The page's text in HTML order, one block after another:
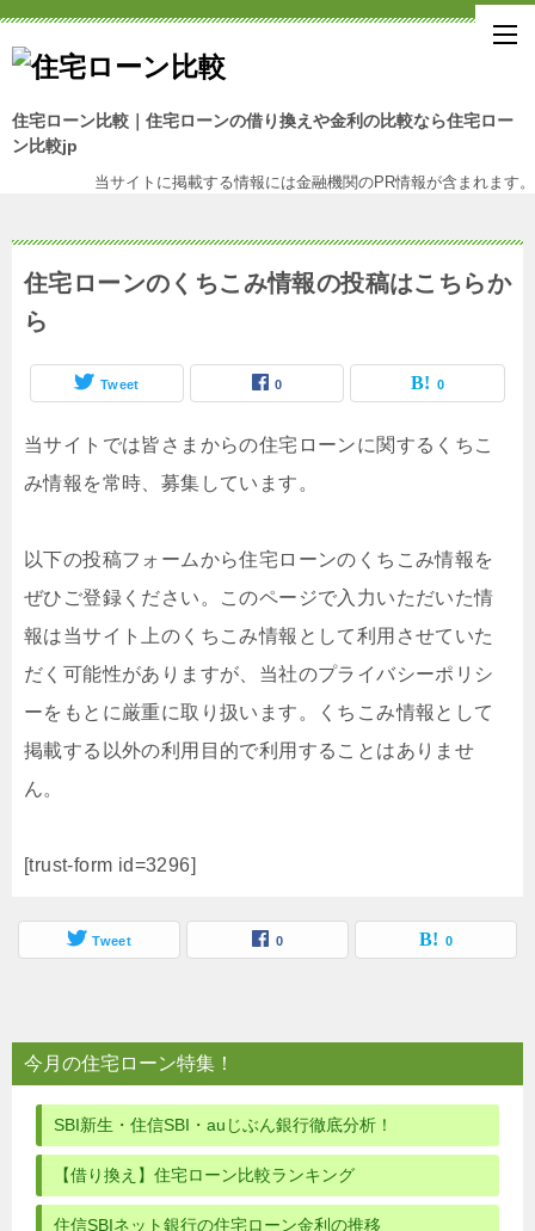
住宅ローン比較｜住宅ローンの借り換えや金利の比較なら住宅ロー
ン比較jp
当サイトに掲載する情報には金融機関のPR情報が含まれます。
住宅ローンのくちこみ情報の投稿はこちらか
ら
Tweet 0 0
当サイトでは皆さまからの住宅ローンに関するくちこ
み情報を常時、募集しています。
以下の投稿フォームから住宅ローンのくちこみ情報を
ぜひご登録ください。このページで入力いただいた情
報は当サイト上のくちこみ情報として利用させていた
だく可能性がありますが、当社のプライバシーポリシ
ーをもとに厳重に取り扱います。くちこみ情報として
掲載する以外の利用目的で利用することはありませ
ん。
[trust-form id=3296]
Tweet 0 0
今月の住宅ローン特集！
SBI新生・住信SBI・auじぶん銀行徹底分析！
【借り換え】住宅ローン比較ランキング
住信SBIネット銀行の住宅ローン金利の推移